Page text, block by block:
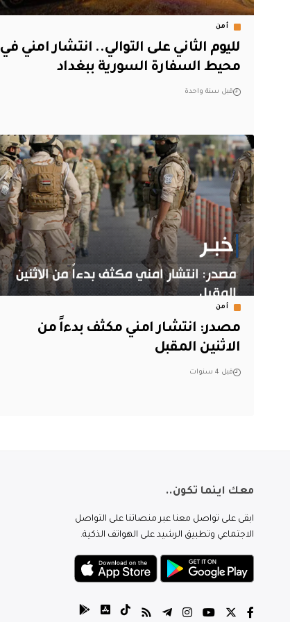
أمن
لليوم الثاني على التوالي.. انتشار امني في
محيط السفارة السورية ببغداد
قبل سنة واحدة
أمن
مصدر: انتشار امني مكثف بدءاً من
الاثنين المقبل
قبل 4 سنوات
معك اينما تكون..
ابقى على تواصل معنا عبر منصاتنا على التواصل
الاجتماعي وتطبيق الرشيد على الهواتف الذكية.